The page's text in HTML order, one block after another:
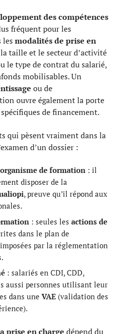
des compétences
fréquent pour les
les modalités de prise en
taille et le secteur d’activité
le type de contrat du salarié,
mobilisables. Un
ou de
ouvre également la porte
de financement.
qui pèsent vraiment dans la
d’un dossier :
de formation : il
disposer de la
, preuve qu’il répond aux
: seules les actions de
dans le plan de
par la réglementation
: salariés en CDI, CDD,
aussi personnes utilisant leur
dans une VAE (validation des
prise en charge dépend du